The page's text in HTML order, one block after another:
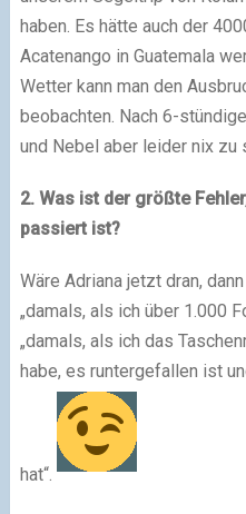
haben. Es hätte auch der
Acatenango in Guatemala
Wetter kann man den
beobachten. Nach 6-
und Nebel aber leider nix zu
2. Was ist der größte
passiert ist?
Wäre Adriana jetzt dran,
„damals, als ich über 1.000
„damals, als ich das
habe, es runtergefallen ist
hat“.